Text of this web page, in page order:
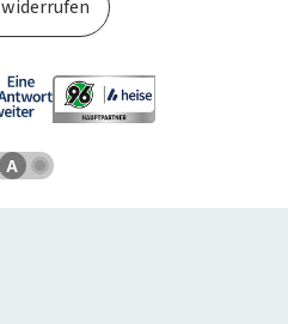
Betriebssystemeinstellung
Helles